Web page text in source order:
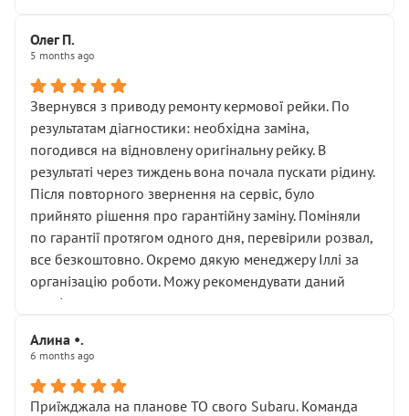
Олег П.
5 months ago
Звернувся з приводу ремонту кермової рейки. По
результатам діагностики: необхідна заміна,
погодився на відновлену оригінальну рейку. В
результаті через тиждень вона почала пускати рідину.
Після повторного звернення на сервіс, було
прийнято рішення про гарантійну заміну. Поміняли
по гарантії протягом одного дня, перевірили розвал,
все безкоштовно. Окремо дякую менеджеру Іллі за
організацію роботи. Можу рекомендувати даний
сервіс.
Алина •.
6 months ago
Приїжджала на планове ТО свого Subaru. Команда